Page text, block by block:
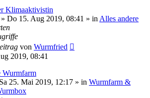
Klimaaktivistin
» Do 15. Aug 2019, 08:41 » in Alles andere
von Wurmfried
2019, 08:41
Wurmfarm
Sa 25. Mai 2019, 12:17 » in Wurmfarm &